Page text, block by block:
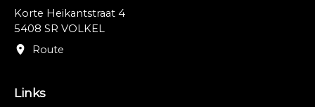
Korte Heikantstraat 4
5408 SR VOLKEL
Route
Links